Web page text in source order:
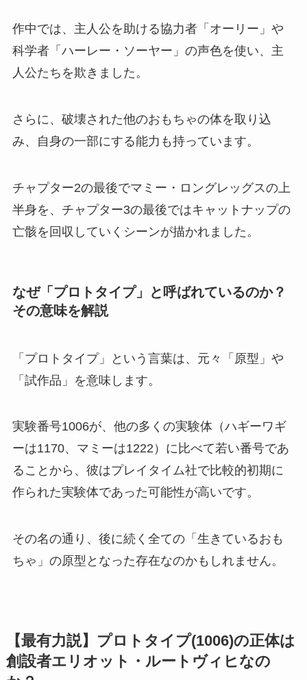
作中では、主人公を助ける協力者「オーリー」や
科学者「ハーレー・ソーヤー」の声色を使い、主
人公たちを欺きました。
さらに、破壊された他のおもちゃの体を取り込
み、自身の一部にする能力も持っています。
チャプター2の最後でマミー・ロングレッグスの上
半身を、チャプター3の最後ではキャットナップの
亡骸を回収していくシーンが描かれました。
なぜ「プロトタイプ」と呼ばれているのか？
その意味を解説
「プロトタイプ」という言葉は、元々「原型」や
「試作品」を意味します。
実験番号1006が、他の多くの実験体（ハギーワギ
ーは1170、マミーは1222）に比べて若い番号であ
ることから、彼はプレイタイム社で比較的初期に
作られた実験体であった可能性が高いです。
その名の通り、後に続く全ての「生きているおも
ちゃ」の原型となった存在なのかもしれません。
【最有力説】プロトタイプ(1006)の正体は
創設者エリオット・ルートヴィヒなの